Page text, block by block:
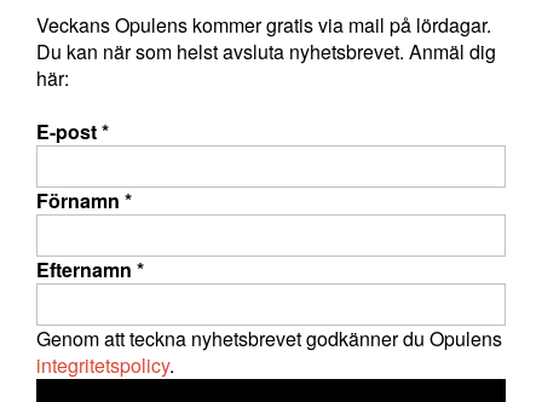
Veckans Opulens kommer gratis via mail på lördagar.
Du kan när som helst avsluta nyhetsbrevet. Anmäl dig
här:
E-post*
Förnamn *
Efternamn *
Genom att teckna nyhetsbrevet godkänner du Opulens
integritetspolicy.